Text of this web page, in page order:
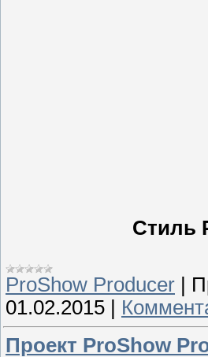
Стиль
ProShow Producer
01.02.2015
Проект ProShow